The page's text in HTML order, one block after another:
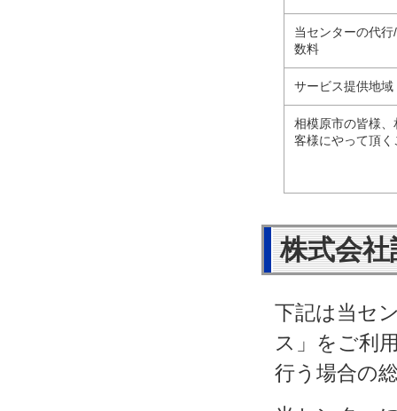
当センターの代
数料
サービス提供地域
相模原市の皆様
客様にやって頂く
株式会
下記は当セ
ス」をご利
行う場合の